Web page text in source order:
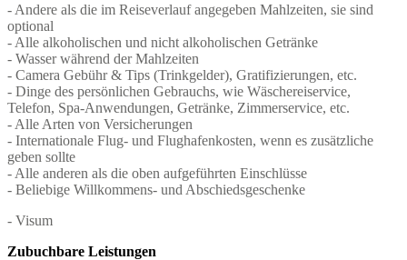
- Andere als die im Reiseverlauf angegeben Mahlzeiten, sie sind
optional
- Alle alkoholischen und nicht alkoholischen Getränke
- Wasser während der Mahlzeiten
- Camera Gebühr & Tips (Trinkgelder), Gratifizierungen, etc.
- Dinge des persönlichen Gebrauchs, wie Wäschereiservice,
Telefon, Spa-Anwendungen, Getränke, Zimmerservice, etc.
- Alle Arten von Versicherungen
- Internationale Flug- und Flughafenkosten, wenn es zusätzliche
geben sollte
- Alle anderen als die oben aufgeführten Einschlüsse
- Beliebige Willkommens- und Abschiedsgeschenke
- Visum
Zubuchbare Leistungen